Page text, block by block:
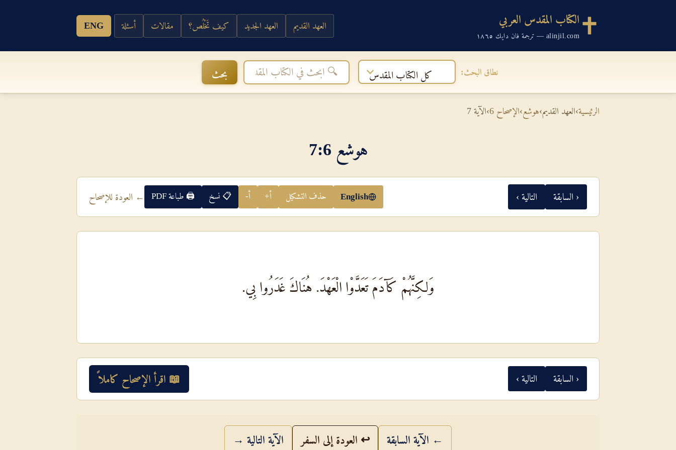
الكتاب المقدس العربي
alinjil.com — ترجمة فان دايك ١٨٦٥
العهد القديم العهد الجديد كيف تَخْلُص؟ مقالات أسئلة ENG
نطاق البحث: كل الكتاب المقدس بحث
الرئيسية›العهد القديم›هوشع›الإصحاح 6 ›الآية 7
هوشع 6‏:‏7
‹ السابقة التالية › English حذف التشكيل أ+ أ- 📋 نسخ 🖨 طباعة PDF ← العودة للإصحاح
وَلكِنَّهُمْ كَآدَمَ تَعَدَّوْا الْعَهْدَ. هُنَاكَ غَدَرُوا بِي.
‹ السابقة التالية › 📖 اقرأ الإصحاح كاملاً
← الآية السابقة ↩ العودة إلى السفر الآية التالية →